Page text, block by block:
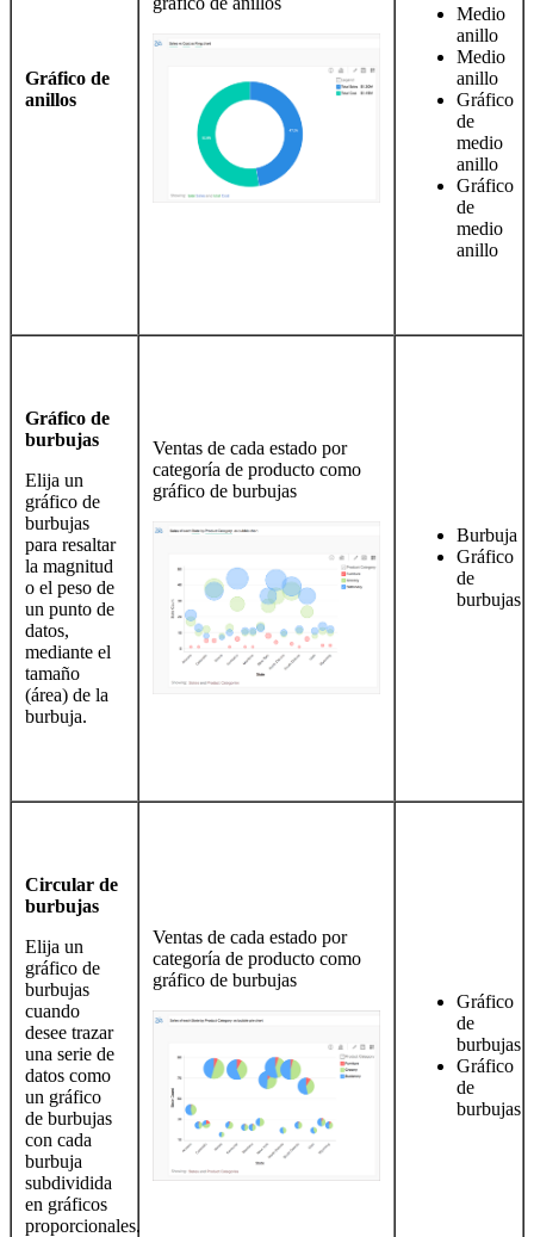
Gráfico de
anillos
Medio
anillo
Medio
anillo
Gráfico
de
medio
anillo
Gráfico
de
medio
anillo
Gráfico de
burbujas
Elija un
gráfico de
burbujas
para resaltar
la magnitud
o el peso de
un punto de
datos,
mediante el
tamaño
(área) de la
burbuja.
Ventas de cada estado por
categoría de producto como
gráfico de burbujas
Burbuja
Gráfico
de
burbujas
Circular de
burbujas
Elija un
gráfico de
burbujas
cuando
desee trazar
una serie de
datos como
un gráfico
de burbujas
con cada
burbuja
subdividida
en gráficos
proporcionales.
Ventas de cada estado por
categoría de producto como
gráfico de burbujas
Gráfico
de
burbujas
Gráfico
de
burbujas